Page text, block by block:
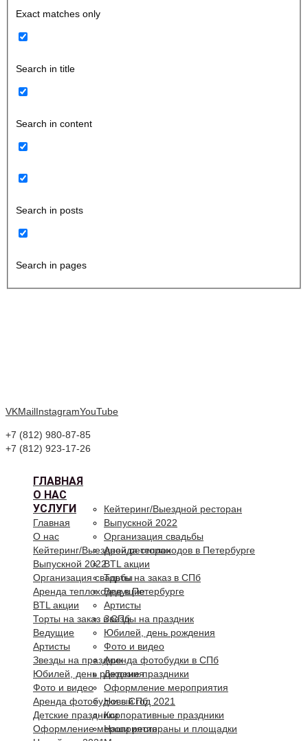
Exact matches only
Search in title
Search in content
Search in posts
Search in pages
VKMailInstagramYouTube
+7 (812) 980-87-85
+7 (812) 923-17-26
ГЛАВНАЯ
О НАС
УСЛУГИ
Кейтеринг/Выездной ресторан
Выпускной 2022
Организация свадьбы
Аренда теплоходов в Петербурге
BTL акции
Торты на заказ в СПб
Ведущие
Артисты
Звезды на праздник
Юбилей, день рождения
Фото и видео
Аренда фотобудки в СПб
Детские праздники
Оформление мероприятия
Новый год 2021
Корпоративные праздники
Наши рестораны и площадки
Главная
О нас
Кейтеринг/Выездной ресторан
Выпускной 2022
Организация свадьбы
Аренда теплоходов в Петербурге
BTL акции
Торты на заказ в СПб
Ведущие
Артисты
Звезды на праздник
Юбилей, день рождения
Фото и видео
Аренда фотобудки в СПб
Детские праздники
Оформление мероприятия